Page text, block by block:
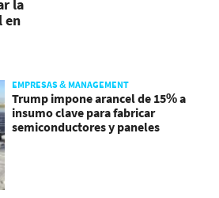
la
en
EMPRESAS & MANAGEMENT
Trump impone arancel de 15% a
insumo clave para fabricar
semiconductores y paneles